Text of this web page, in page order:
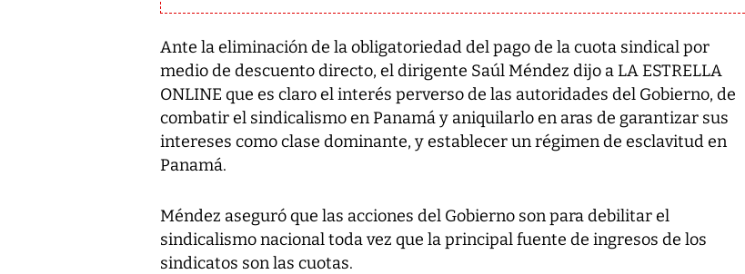
Ante la eliminación de la obligatoriedad del pago de la cuota sindical por
medio de descuento directo, el dirigente Saúl Méndez dijo a LA ESTRELLA
ONLINE que es claro el interés perverso de las autoridades del Gobierno, de
combatir el sindicalismo en Panamá y aniquilarlo en aras de garantizar sus
intereses como clase dominante, y establecer un régimen de esclavitud en
Panamá.
Méndez aseguró que las acciones del Gobierno son para debilitar el
sindicalismo nacional toda vez que la principal fuente de ingresos de los
sindicatos son las cuotas.